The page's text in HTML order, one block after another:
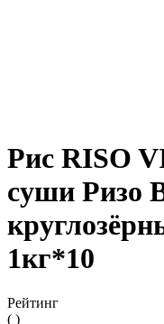
Рис RISO
суши Ризо
1кг*10
Рейтинг
( )